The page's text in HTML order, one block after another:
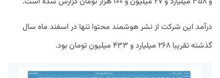
درآمد این شرکت از نشر هوشمند محتوا تنها در اسفند ماه سال
گذشته تقریبا ۲۶۸ میلیارد و ۴۳۳ میلیون تومان بود.